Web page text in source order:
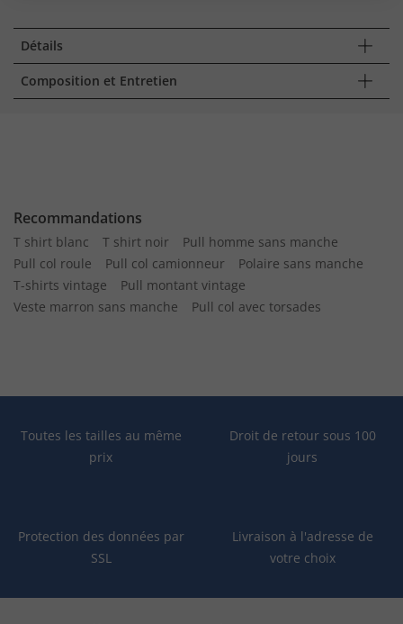
Détails
Composition et Entretien
Recommandations
T shirt blanc T shirt noir
Pull homme sans manche
Pull col roule
Pull col camionneur
Polaire sans manche
T-shirts vintage
Pull montant vintage
Veste marron sans manche
Pull col avec torsades
Toutes les tailles au même
prix
Droit de retour sous 100
jours
Protection des données par
SSL
Livraison à l'adresse de
votre choix